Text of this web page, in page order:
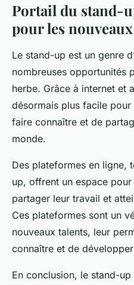
Portail du stand-
pour les
Le stand-up est un genre
nombreuses opportunités
herbe. Grâce à internet et
désormais plus facile
faire connaître et de
monde.
Des plateformes en ligne,
up, offrent un espace
partager leur travail et
Ces plateformes sont un
nouveaux talents, leur
connaître et de
En conclusion, le stand-up